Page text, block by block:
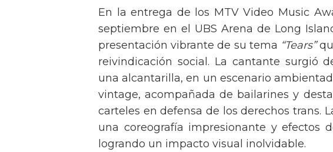
En la entrega de los MTV Video Music
septiembre en el UBS Arena de Long
presentación vibrante de su tema “Tears”
reivindicación social. La cantante surgió
una alcantarilla, en un escenario
vintage, acompañada de bailarines y
carteles en defensa de los derechos trans.
una coreografía impresionante y efectos
logrando un impacto visual inolvidable.